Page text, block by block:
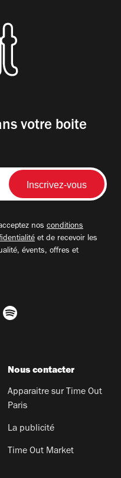
votre boite
nos conditions
et de recevoir les
évents, offres et
Nous contacter
Apparaitre sur Time Out
Paris
La publicité
Time Out Market